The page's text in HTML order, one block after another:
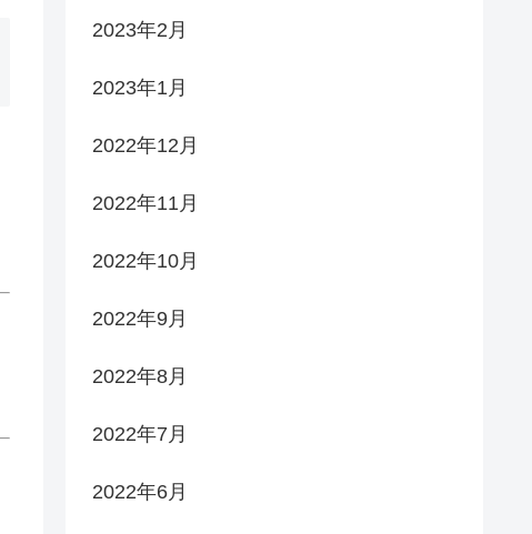
2023年2月
2023年1月
2022年12月
2022年11月
2022年10月
2022年9月
2022年8月
2022年7月
2022年6月